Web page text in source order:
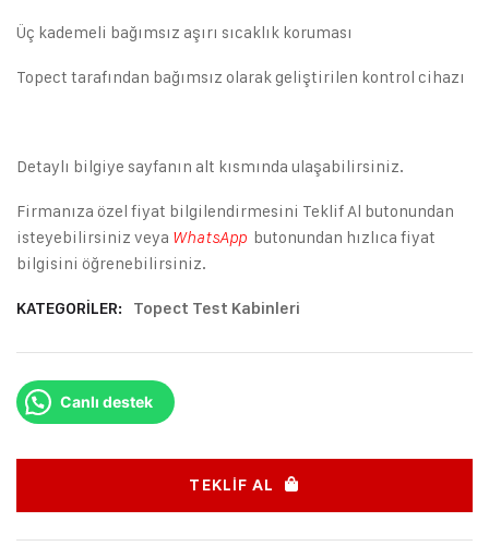
Üç kademeli bağımsız aşırı sıcaklık koruması
Topect tarafından bağımsız olarak geliştirilen kontrol cihazı
Detaylı bilgiye sayfanın alt kısmında ulaşabilirsiniz.
Firmanıza özel fiyat bilgilendirmesini Teklif Al butonundan
isteyebilirsiniz veya WhatsApp butonundan hızlıca fiyat
bilgisini öğrenebilirsiniz.
KATEGORILER: Topect Test Kabinleri
Canlı destek
TEKLIF AL